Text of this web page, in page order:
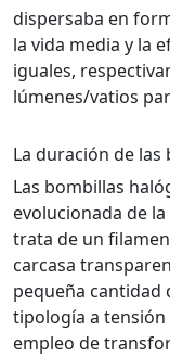
dispersaba en
la vida media y la
iguales,
lúmenes/vatios
La duración de
Las bombillas
evolucionada de
trata de un
carcasa
pequeña cantidad
tipología a tensión
empleo de